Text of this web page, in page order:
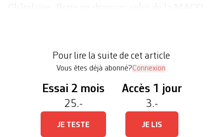
économie qui se veut circulaire, et à défricher […]
Pour lire la suite de cet article
Vous êtes déjà abonné?Connexion
Essai 2 mois
25.-
JE TESTE
Accès 1 jour
3.-
JE LIS